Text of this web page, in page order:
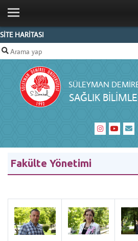
SİTE HARİTASI
SÜLEYMAN
SAĞLIK
ANA SAYFA
KURUMSAL
BÖLÜMLER
PERSONEL
İLETIŞIM
Fakülte Yönetimi